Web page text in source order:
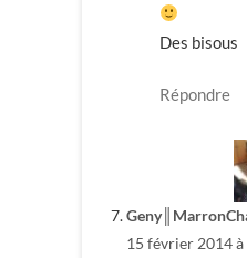
Des bisous
Répondre
15 février 2014